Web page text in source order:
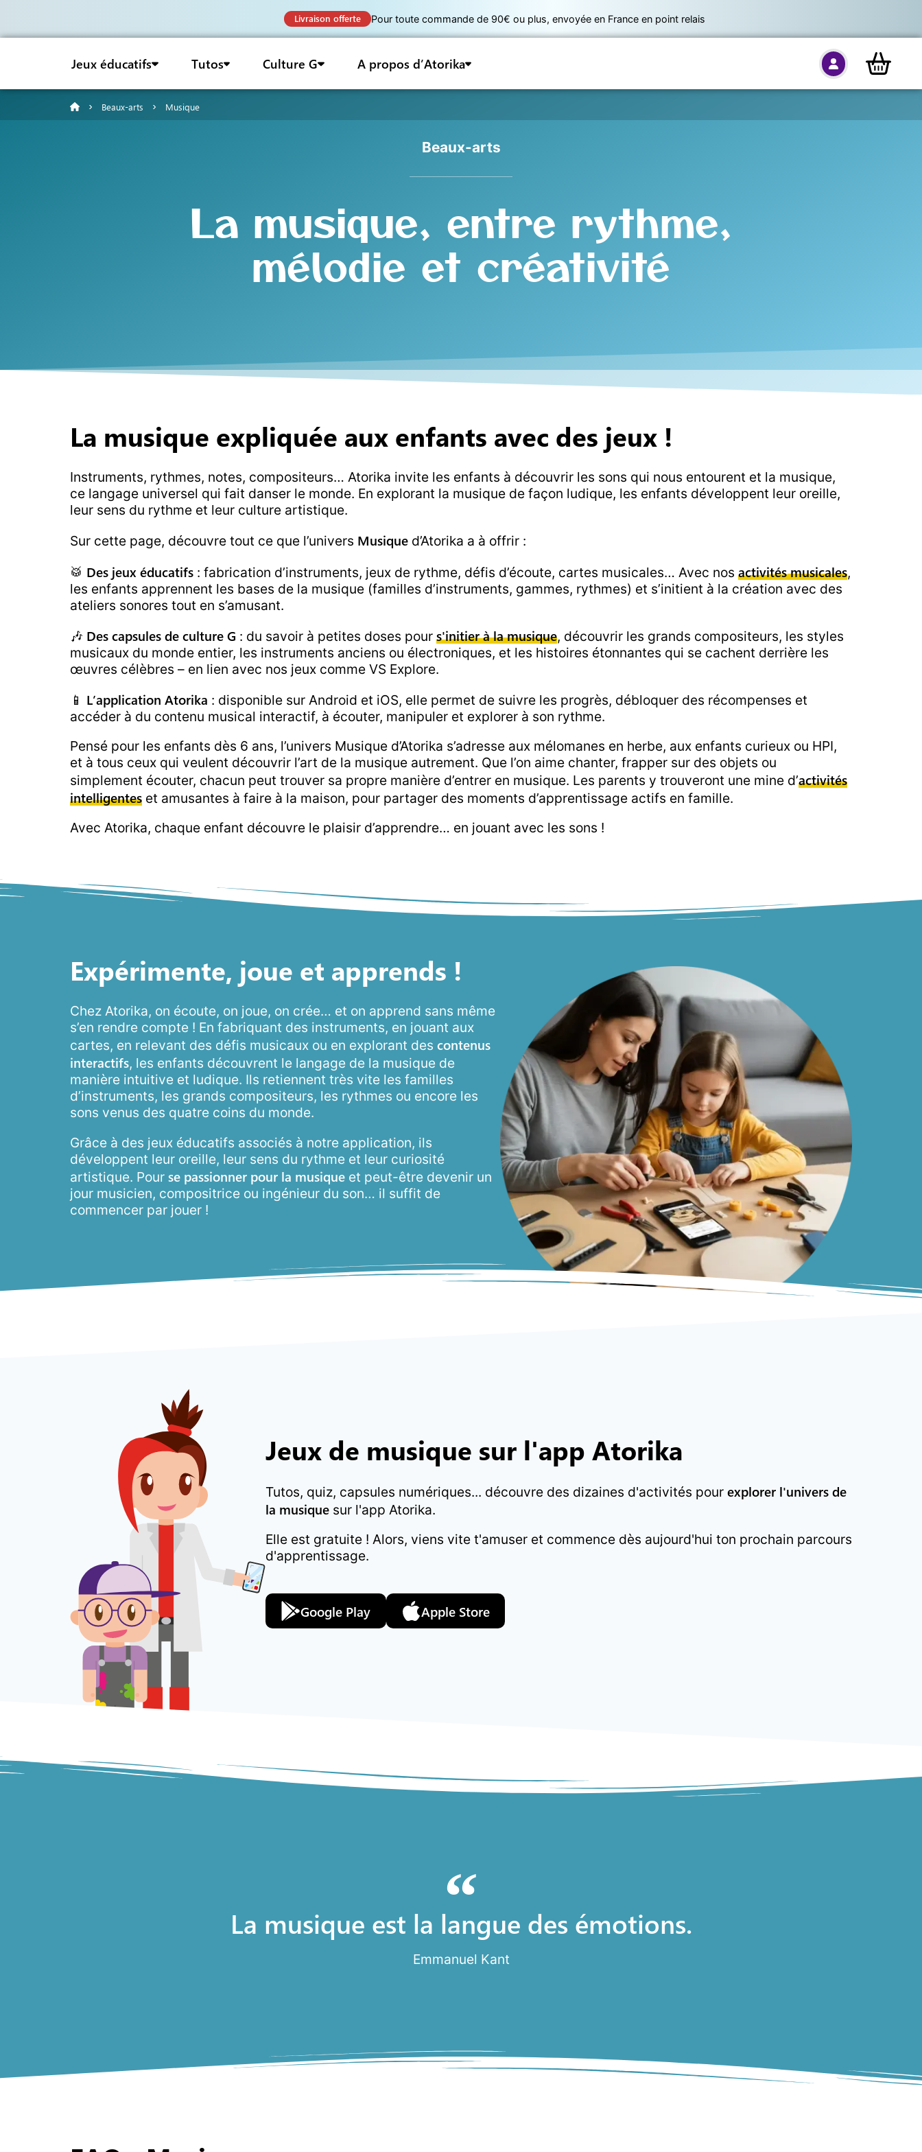
Livraison offerte Pour toute commande de 90€ ou plus, envoyée en France en point relais
Jeux éducatifs Tutos Culture G A propos d’Atorika
Beaux-arts Musique
Beaux-arts
La musique, entre rythme,
mélodie et créativité
La musique expliquée aux enfants avec des jeux !
Instruments, rythmes, notes, compositeurs… Atorika invite les enfants à découvrir les sons qui nous entourent et la musique,
ce langage universel qui fait danser le monde. En explorant la musique de façon ludique, les enfants développent leur oreille,
leur sens du rythme et leur culture artistique.
Sur cette page, découvre tout ce que l’univers Musique d’Atorika a à offrir :
🥁 Des jeux éducatifs : fabrication d’instruments, jeux de rythme, défis d’écoute, cartes musicales… Avec nos activités musicales,
les enfants apprennent les bases de la musique (familles d’instruments, gammes, rythmes) et s’initient à la création avec des
ateliers sonores tout en s’amusant.
🎶 Des capsules de culture G : du savoir à petites doses pour s'initier à la musique, découvrir les grands compositeurs, les styles
musicaux du monde entier, les instruments anciens ou électroniques, et les histoires étonnantes qui se cachent derrière les
œuvres célèbres – en lien avec nos jeux comme VS Explore.
📱 L’application Atorika : disponible sur Android et iOS, elle permet de suivre les progrès, débloquer des récompenses et
accéder à du contenu musical interactif, à écouter, manipuler et explorer à son rythme.
Pensé pour les enfants dès 6 ans, l’univers Musique d’Atorika s’adresse aux mélomanes en herbe, aux enfants curieux ou HPI,
et à tous ceux qui veulent découvrir l’art de la musique autrement. Que l’on aime chanter, frapper sur des objets ou
simplement écouter, chacun peut trouver sa propre manière d’entrer en musique. Les parents y trouveront une mine d’activités
intelligentes et amusantes à faire à la maison, pour partager des moments d’apprentissage actifs en famille.
Avec Atorika, chaque enfant découvre le plaisir d’apprendre… en jouant avec les sons !
Expérimente, joue et apprends !
Chez Atorika, on écoute, on joue, on crée… et on apprend sans même
s’en rendre compte ! En fabriquant des instruments, en jouant aux
cartes, en relevant des défis musicaux ou en explorant des contenus
interactifs, les enfants découvrent le langage de la musique de
manière intuitive et ludique. Ils retiennent très vite les familles
d’instruments, les grands compositeurs, les rythmes ou encore les
sons venus des quatre coins du monde.
Grâce à des jeux éducatifs associés à notre application, ils
développent leur oreille, leur sens du rythme et leur curiosité
artistique. Pour se passionner pour la musique et peut-être devenir un
jour musicien, compositrice ou ingénieur du son… il suffit de
commencer par jouer !
Jeux de musique sur l'app Atorika
Tutos, quiz, capsules numériques... découvre des dizaines d'activités pour explorer l'univers de
la musique sur l'app Atorika.
Elle est gratuite ! Alors, viens vite t'amuser et commence dès aujourd'hui ton prochain parcours
d'apprentissage.
Google Play Apple Store
La musique est la langue des émotions.
Emmanuel Kant